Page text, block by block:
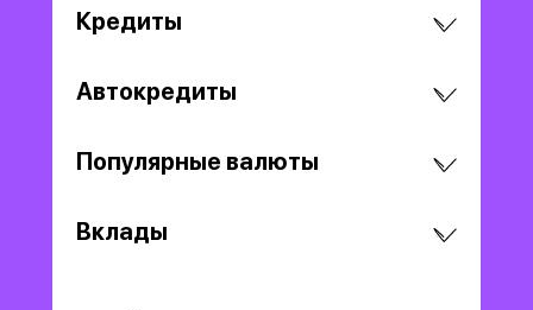
Кредиты
Автокредиты
Популярные валюты
Вклады